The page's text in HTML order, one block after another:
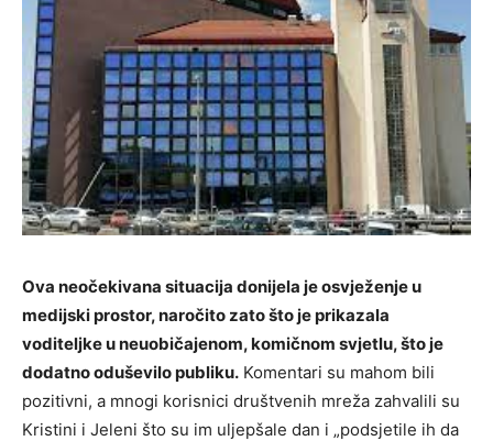
Ova neočekivana situacija donijela je osvježenje u
medijski prostor, naročito zato što je prikazala
voditeljke u neuobičajenom, komičnom svjetlu, što je
dodatno oduševilo publiku. Komentari su mahom bili
pozitivni, a mnogi korisnici društvenih mreža zahvalili su
Kristini i Jeleni što su im uljepšale dan i „podsjetile ih da